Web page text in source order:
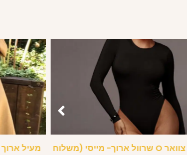
בגד גוף פתח צוואר O שרוול ארוך- מייסי (משלוח
מעיל